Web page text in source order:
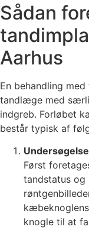
Sådan
Aarhus
En behandling
tandlæge med
indgreb. Forløbet
består typisk af
Først
tandstatus og
knogle til at